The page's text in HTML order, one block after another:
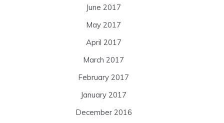
June 2017
May 2017
April 2017
March 2017
February 2017
January 2017
December 2016